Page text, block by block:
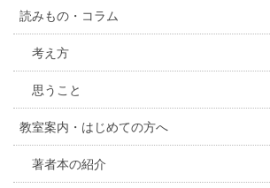
読みもの・コラム
考え方
思うこと
教室案内・はじめての方へ
著者本の紹介